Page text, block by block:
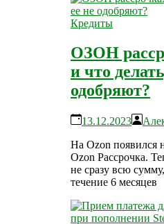
Кредиты
ОЗОН
и что
одобряют?
13.12.2023
На Ozon появился
Ozon Рассрочка.
не сразу всю
течение 6 месяцев